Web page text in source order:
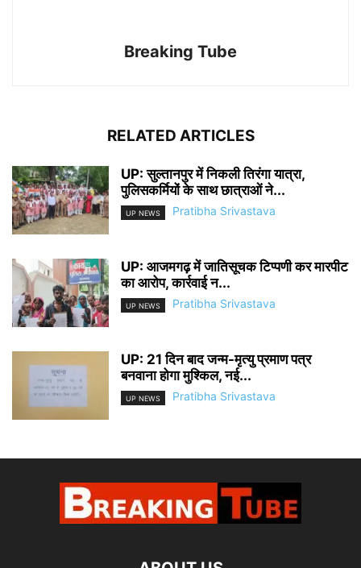
Breaking Tube
RELATED ARTICLES
UP: सुल्तानपुर में निकली तिरंगा यात्रा,
पुलिसकर्मियों के साथ छात्राओं ने...
UP NEWS Pratibha Srivastava
UP: आजमगढ़ में जातिसूचक टिप्पणी कर मारपीट
का आरोप, कार्रवाई न...
UP NEWS Pratibha Srivastava
UP: 21 दिन बाद जन्म-मृत्यु प्रमाण पत्र
बनवाना होगा मुश्किल, नई...
UP NEWS Pratibha Srivastava